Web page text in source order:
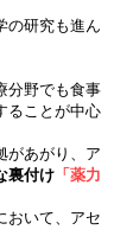
の研究も進ん
分野でも食事
ることが中心
があがり、ア
裏付け 「薬力
おいて、アセ